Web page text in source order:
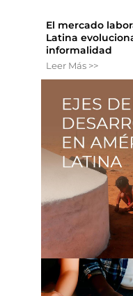
El mercado
Latina
informalidad
Leer Más >>